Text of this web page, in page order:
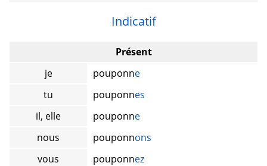
Indicatif
Présent
je
pouponne
tu
pouponnes
il, elle
pouponne
nous
pouponnons
vous
pouponnez